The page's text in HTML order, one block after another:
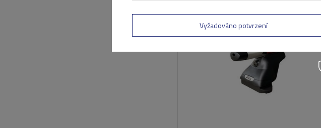
Vyžadováno potvrzení